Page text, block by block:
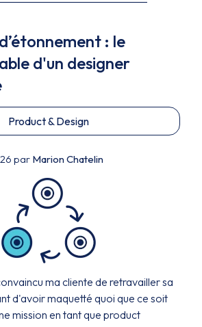
: le
d'un designer
Product & Design
par Marion Chatelin
ma cliente de retravailler sa
d'avoir maquetté quoi que ce soit
mission en tant que product